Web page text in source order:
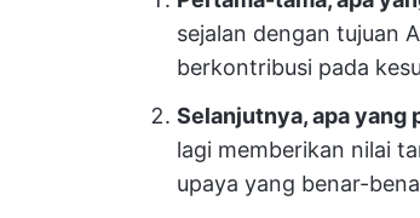
sejalan dengan tujuan
berkontribusi pada
Selanjutnya, apa yang
lagi memberikan nilai
upaya yang benar-